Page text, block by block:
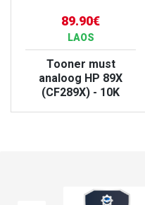
89.90€
LAOS
Tooner must
analoog HP 89X
(CF289X) - 10K